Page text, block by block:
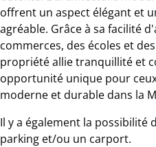
offrent un aspect élégant et
agréable. Grâce à sa facilité
commerces, des écoles et
propriété allie tranquillité et
opportunité unique pour
moderne et durable dans la
Il y a également la possibilité
parking et/ou un carport.